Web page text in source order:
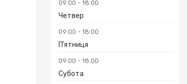
09:00 18:00
Четвер
09:00 18:00
Пʼятниця
09:00 18:00
Субота